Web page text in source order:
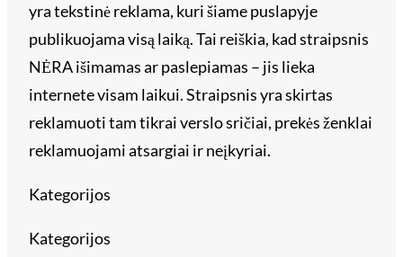
yra tekstinė reklama, kuri šiame puslapyje
publikuojama visą laiką. Tai reiškia, kad straipsnis
NĖRA išimamas ar paslepiamas – jis lieka
internete visam laikui. Straipsnis yra skirtas
reklamuoti tam tikrai verslo sričiai, prekės ženklai
reklamuojami atsargiai ir neįkyriai.
Kategorijos
Kategorijos